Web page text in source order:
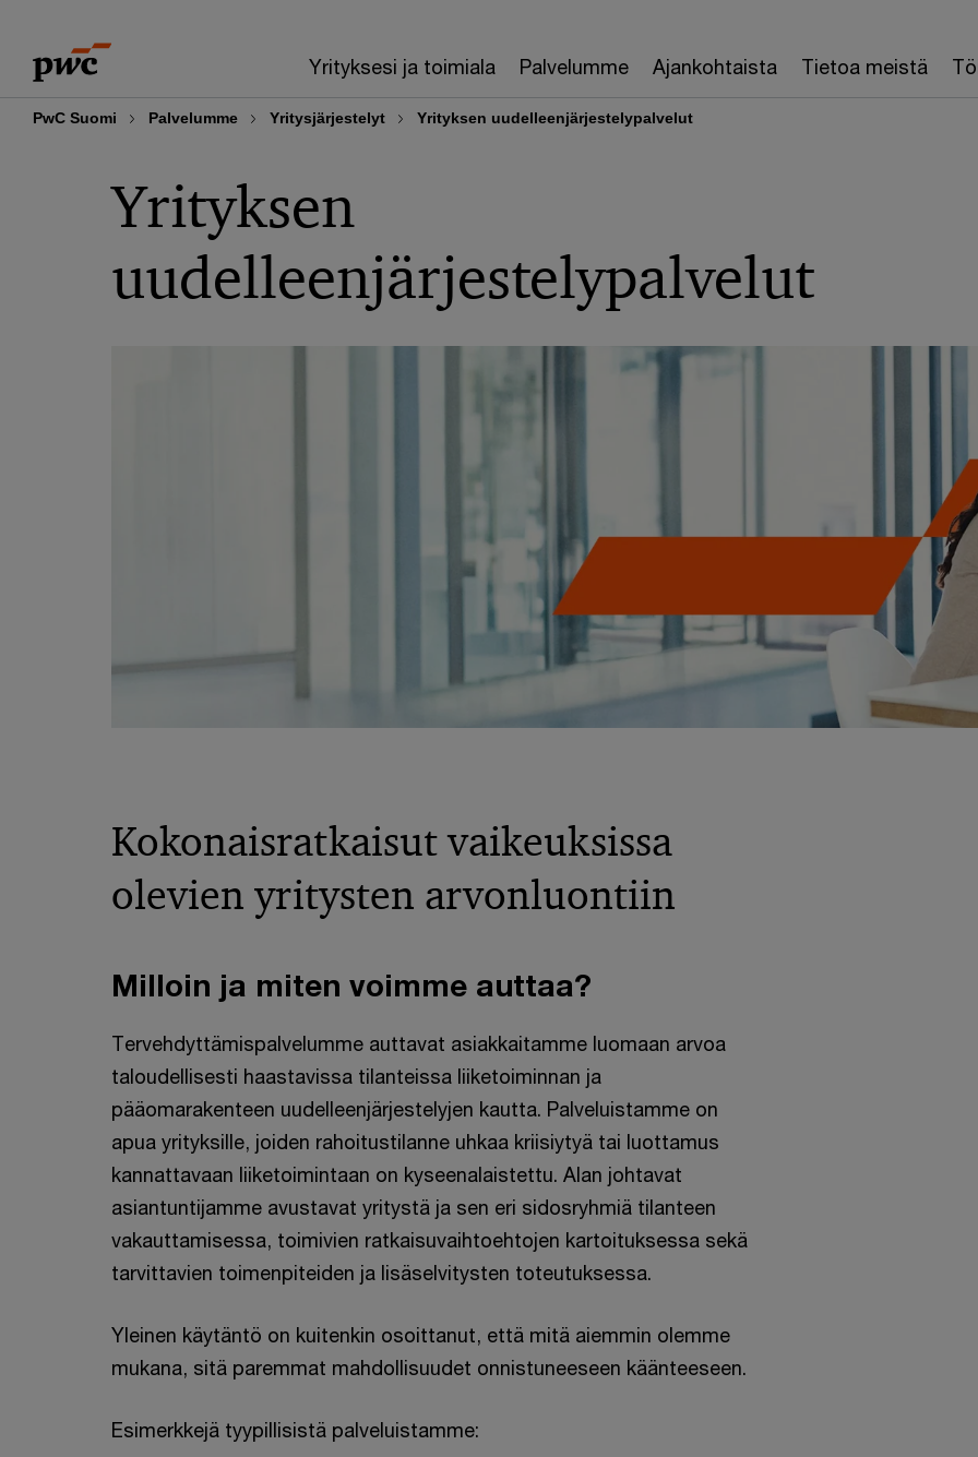
content
footer
Yrityksesi ja toimiala Palvelumme Ajankohtaista Tietoa meistä
PwC Suomi Palvelumme Yritysjärjestelyt Yrityksen uudelleenjärjestelypalvelut
Yrityksen
uudelleenjärjestelypalvelut
Kokonaisratkaisut vaikeuksissa
olevien yritysten arvonluontiin
Milloin ja miten voimme auttaa?
Tervehdyttämispalvelumme auttavat asiakkaitamme luomaan arvoa
taloudellisesti haastavissa tilanteissa liiketoiminnan ja
pääomarakenteen uudelleenjärjestelyjen kautta. Palveluistamme on
apua yrityksille, joiden rahoitustilanne uhkaa kriisiytyä tai luottamus
kannattavaan liiketoimintaan on kyseenalaistettu. Alan johtavat
asiantuntijamme avustavat yritystä ja sen eri sidosryhmiä tilanteen
vakauttamisessa, toimivien ratkaisuvaihtoehtojen kartoituksessa sekä
tarvittavien toimenpiteiden ja lisäselvitysten toteutuksessa.
Yleinen käytäntö on kuitenkin osoittanut, että mitä aiemmin olemme
mukana, sitä paremmat mahdollisuudet onnistuneeseen käänteeseen.
Esimerkkejä tyypillisistä palveluistamme: